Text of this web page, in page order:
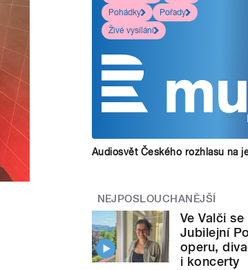
Pohádky
Pořady
Živé vysílání
Audiosvět Českého rozhlasu na
NEJPOSLOUCHANĚJŠÍ
Ve Valči
Jubilejní
operu,
i koncerty